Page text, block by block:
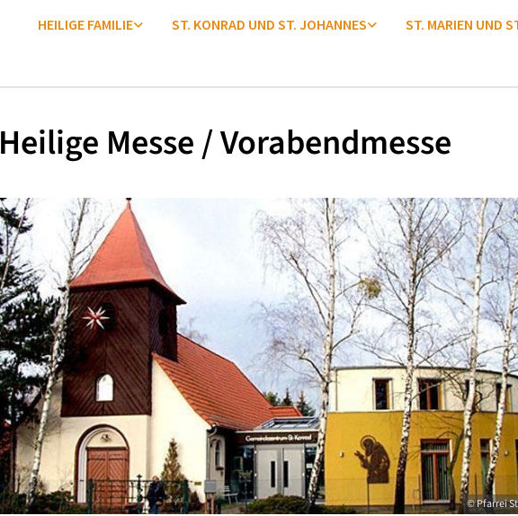
HEILIGE FAMILIE ST. KONRAD UND ST. JOHANNES ST. MARIEN UND
Heilige Messe / Vorabendmesse
© Pfarrei